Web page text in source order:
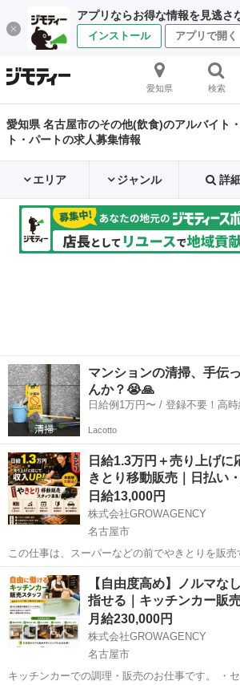
アプリならお得な情報を見逃さ
インストール アプリで開く
愛知県 検索
愛知県 名古屋市のその他(飲食)のアルバイト
ト・パートの求人募集情報
エリア ジャンル 詳
マンションの清掃、手伝
んか？😭🙏
日給例1万円〜 / 登録不
Lacotto
日給1.3万円＋売り上げに
きとり移動販売｜日払い
日給13,000円
株式会社GROWAGENCY
名古屋市
この仕事は、スーパーなどの前でやきとりを販
事。 難しい作業はなく、未経験からスタートし
・営業所で材料を受け取り、出店場所へ移動 ・
理（焼くだけ） ...
愛知 名古屋市 その他 移動販売
【自由度高め】ノルマな
指せる｜キッチンカー販
月給230,000円
株式会社GROWAGENCY
名古屋市
キッチンカーでの調理・販売のお仕事です。 ・セントラルキッチンで